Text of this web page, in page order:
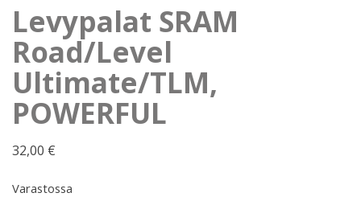
Levypalat SRAM
Road/Level
Ultimate/TLM,
POWERFUL
32,00 €
Varastossa